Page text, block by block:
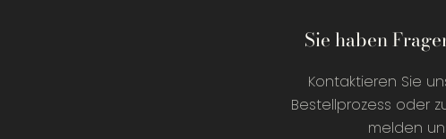
Sie haben
Kontaktieren Sie
Bestellprozess oder
melden